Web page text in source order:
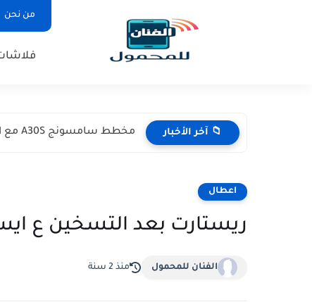
من نحن
📁 آخر الأخبار مخطط سامسونج A30S مع التشريح
اعطال
ريستارت بعد التسخين ع
الفنان للمحمول منذ 2 سنة